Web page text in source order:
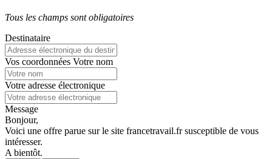
Tous les champs sont obligatoires
Destinataire
Vos coordonnées Votre nom
Votre adresse électronique
Message
Bonjour,
Voici une offre parue sur le site francetravail.fr susceptible de vous
intéresser.
A bientôt.